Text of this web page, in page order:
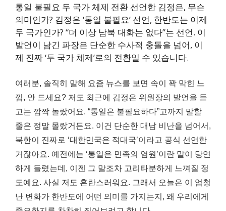
통일 불필요 두 국가 체제 전환 선언한 김정은, 무슨
의미인가? 김정은 ‘통일 불필요’ 선언, 한반도는 이제
두 국가인가? “더 이상 남북 대화는 없다”는 선언. 이
발언이 남긴 파장은 단순한 수사적 충돌을 넘어, 이
제 진짜 ‘두 국가 체제’로의 전환일 수 있습니다.
여러분, 솔직히 말해 요즘 뉴스를 보면 속이 꽉 막힌 느
낌, 안 드세요? 저도 최근에 김정은 위원장의 발언을 듣
고는 깜짝 놀랐어요. “통일은 불필요하다”고까지 말할
줄은 정말 몰랐거든요. 이건 단순한 대남 비난을 넘어서,
북한이 진짜로 ‘대한민국은 적대국’이라고 공식 선언한
거잖아요. 예전에는 ‘통일은 민족의 염원’이란 말이 당연
하게 들렸는데, 이젠 그 말조차 고리타분하게 느껴질 정
도예요. 사실 저도 혼란스러워요. 그래서 오늘은 이 엄청
난 변화가 한반도에 어떤 의미를 가지는지, 왜 우리에게